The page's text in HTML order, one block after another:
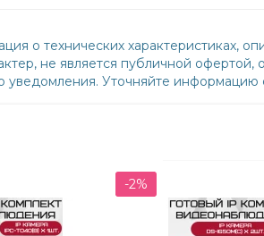
о технических характеристиках,
не является публичной
уведомления. Уточняйте
-2%